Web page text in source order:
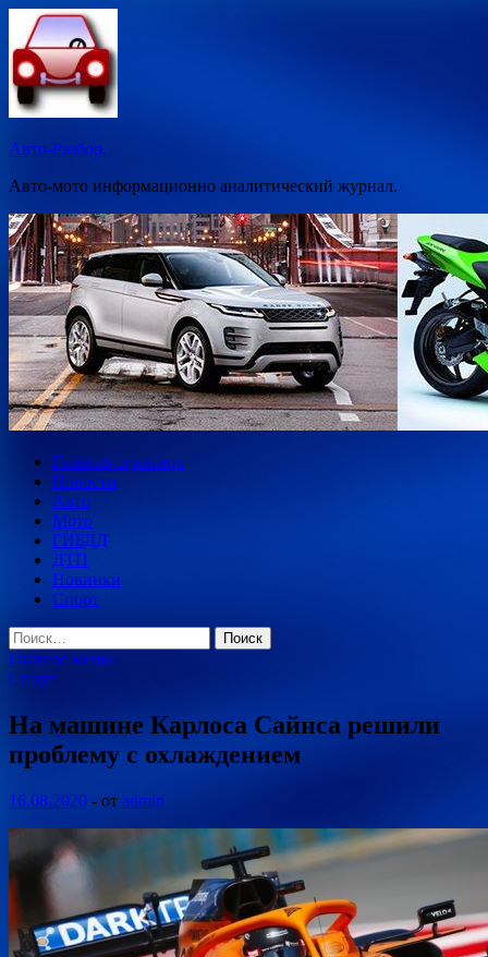
Перейти
содержимому
Авто-Разбор.
Авто-мото информационно аналитический журнал.
Главная страница
Новости
Авто
Мото
ГИБДД
ДТП
Новинки
Спорт
Найти:
Главное меню
Спорт
На машине Карлоса Сайнса решили
проблему с охлаждением
16.08.2020 - от admin